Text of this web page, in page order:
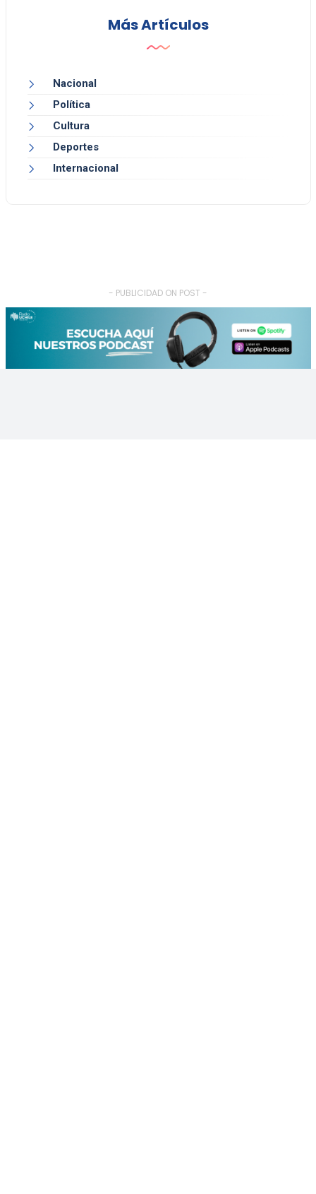
Más Artículos
Nacional
Política
Cultura
Deportes
Internacional
- PUBLICIDAD ON POST -